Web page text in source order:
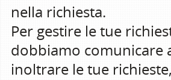
nella richiesta.
Per gestire le tue
dobbiamo comunicare
inoltrare le tue